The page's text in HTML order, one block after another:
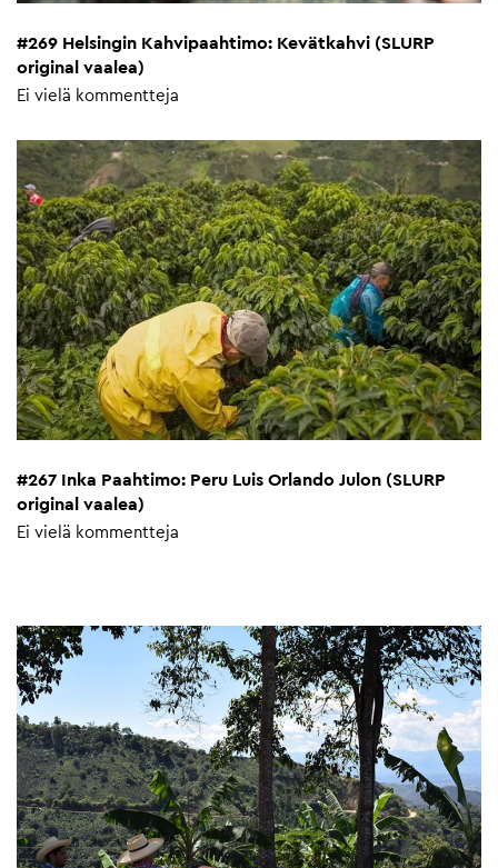
#269 Helsingin Kahvipaahtimo: Kevätkahvi (SLURP
original vaalea)
Ei vielä kommentteja
#267 Inka Paahtimo: Peru Luis Orlando Julon (SLURP
original vaalea)
Ei vielä kommentteja